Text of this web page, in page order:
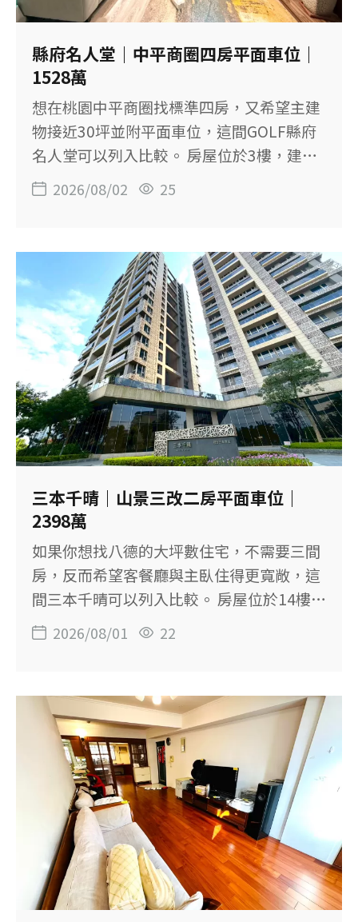
8.92坪 主建物：10.29坪 附屬建物：0.66坪
主建物＋陽台：約10.95坪 土地坪數：1.94
坪 樓層：14樓／共15樓 屋齡：約19.1年 車
位：固定坡道平面車位 登記用途：住家用
【低總價也能有平面車位】 一般低總價一房
產品，最常犧牲的就是停車條件。這間總價
698萬
縣府名人堂｜中平商圈四房平面車位｜
1528萬
想在桃園中平商圈找標準四房，又希望主建
物接近30坪並附平面車位，這間GOLF縣府
名人堂可以列入比較。 房屋位於3樓，建物
54.84坪，規劃4房2廳2衛，主建物加陽台約
31.85坪，另附固定坡道平面車位。 社區採
間與居住環境的換屋家庭。 【這間房子的重
點】 ◆ 標準4房2廳2衛，適合換屋家庭 ◆
主建物加陽台約31.85坪 ◆ 客廳面向社區中
庭，減少主要道路車流干擾 ◆ 單層雙併，
樓層住戶較單純 ◆ 附固定坡道平面車位 ◆
社區提供24小時管理 ◆ 社區旁有公園綠地
◆ 位於中平商圈生活圈 【物件基本資料】
社區：GOLF縣府名人堂 位置：桃園市桃園
區宏昌十街 售價：1,528萬元 格局：4房2廳
2衛 建物坪數：54.84坪，含車位約9.69坪
主建物：29.54坪 附屬建物：2.80坪 主建物
＋陽台：約31.85坪 土地坪數：7.91坪 樓
層：3樓／共12樓 屋齡：約19.8年 車位：坡
道平面車位 登記用途：住家用 【標準四
房，適合長期居住】 這間保有標準四房格
局，主
2026/08/02 25
三本千晴｜山景三改二房平面車位｜
2398萬
如果你想找八德的大坪數住宅，不需要三間
房，反而希望客餐廳與主臥住得更寬敞，這
間三本千晴可以列入比較。 房屋位於14樓，
建物58.14坪，原始三房調整為現況兩房，
另附平面車位。 房屋面東，可看山景，並具
【這間房子的重點】 ◆ 14樓中高樓層，面
東可看山景 ◆ 原始三房改為兩房，室內尺
度更寬敞 ◆ 三面採光，有利室內自然通風
◆ 前後雙陽台，主臥另有獨立陽台 ◆ 兩套
衛浴皆有對外窗 ◆ 主臥衛浴設有嵌入式浴
缸及乾濕分離 ◆ 室內已有質感裝潢，保存
狀況良好 ◆ 附固定坡道平面車位 ◆ 鄰近大
湳森林公園 【物件基本資料】 社區：三本
千晴 位置：桃園市八德區大興路 售價：
2,398萬元 格局：現況2房2廳2衛，原始格
2026/08/01 22